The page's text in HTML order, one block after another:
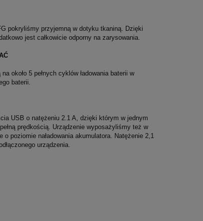
pokryliśmy przyjemną w dotyku tkaniną. Dzięki
jest całkowicie odporny na zarysowania.
około 5 pełnych cyklów ładowania baterii w
baterii.
USB o natężeniu 2.1 A, dzięki którym w jednym
prędkością. Urządzenie wyposażyliśmy też w
poziomie naładowania akumulatora. Natężenie 2,1
urządzenia.